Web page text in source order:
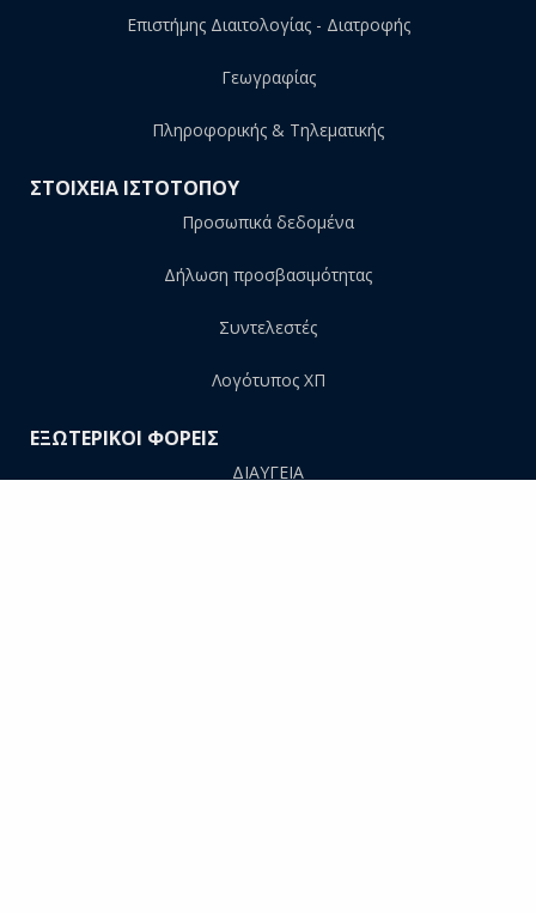
Επιστήμης Διαιτολογίας - Διατροφής
Γεωγραφίας
Πληροφορικής & Τηλεματικής
ΣΤΟΙΧΕΙΑ ΙΣΤΟΤΟΠΟΥ
Προσωπικά δεδομένα
Δήλωση προσβασιμότητας
Συντελεστές
Λογότυπος ΧΠ
ΕΞΩΤΕΡΙΚΟΙ ΦΟΡΕΙΣ
ΔΙΑΥΓΕΙΑ